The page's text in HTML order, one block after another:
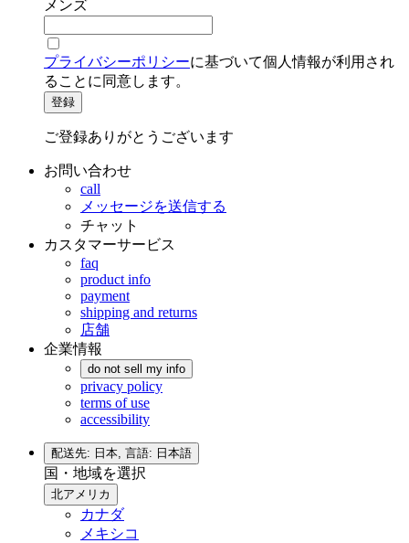
メンズ
プライバシーポリシーに基づいて個人情報が利用され
ることに同意します。
登録
ご登録ありがとうございます
お問い合わせ
call
メッセージを送信する
チャット
カスタマーサービス
faq
product info
payment
shipping and returns
店舗
企業情報
do not sell my info
privacy policy
terms of use
accessibility
配送先: 日本, 言語: 日本語
国・地域を選択
北アメリカ
カナダ
メキシコ